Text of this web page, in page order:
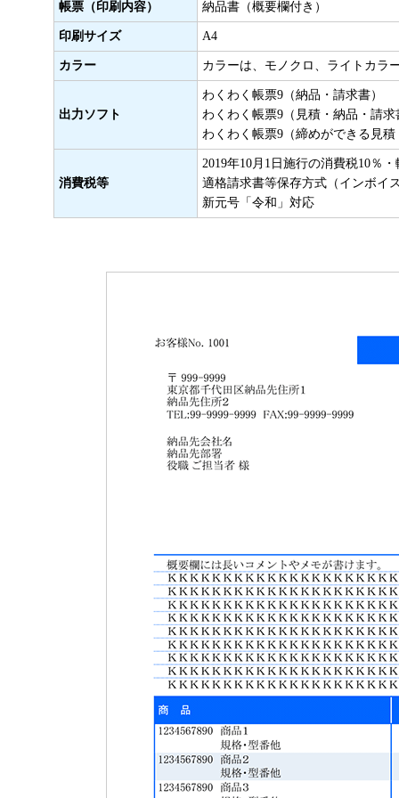
帳票（印刷内容） 納品書（概要欄付き）
印刷サイズ A4
カラー カラーは、モノクロ、ライトカラ
出力ソフト
わくわく帳票9（納品・請求書）
わくわく帳票9（見積・納品・請求
わくわく帳票9（締めができる見
消費税等
2019年10月1日施行の消費税10％
適格請求書等保存方式（インボイ
新元号「令和」対応